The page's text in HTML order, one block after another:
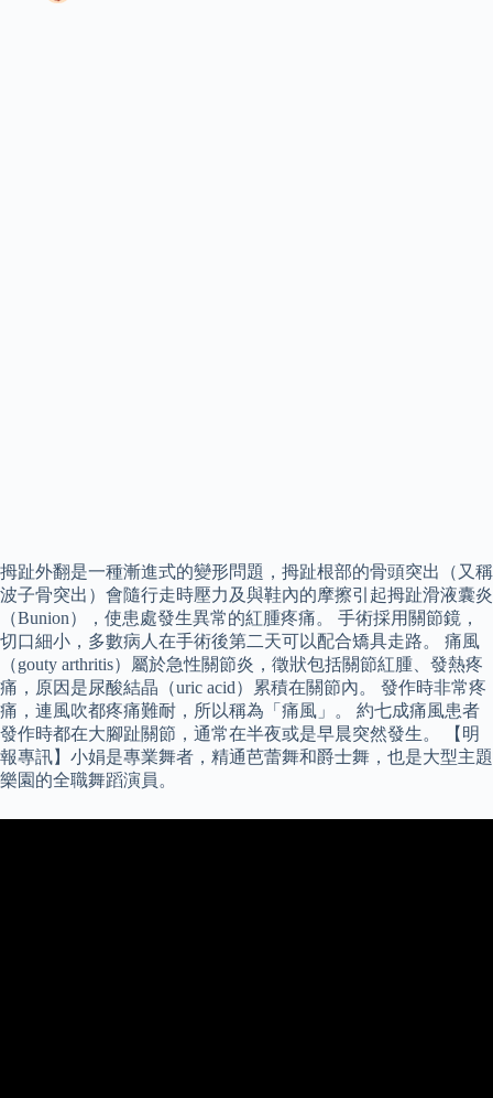
拇趾外翻是一種漸進式的變形問題，拇趾根部的骨頭突出（又稱
波子骨突出）會隨行走時壓力及與鞋內的摩擦引起拇趾滑液囊炎
（Bunion），使患處發生異常的紅腫疼痛。 手術採用關節鏡，
切口細小，多數病人在手術後第二天可以配合矯具走路。 痛風
（gouty arthritis）屬於急性關節炎，徵狀包括關節紅腫、發熱疼
痛，原因是尿酸結晶（uric acid）累積在關節內。 發作時非常疼
痛，連風吹都疼痛難耐，所以稱為「痛風」。 約七成痛風患者
發作時都在大腳趾關節，通常在半夜或是早晨突然發生。 【明
報專訊】小娟是專業舞者，精通芭蕾舞和爵士舞，也是大型主題
樂園的全職舞蹈演員。